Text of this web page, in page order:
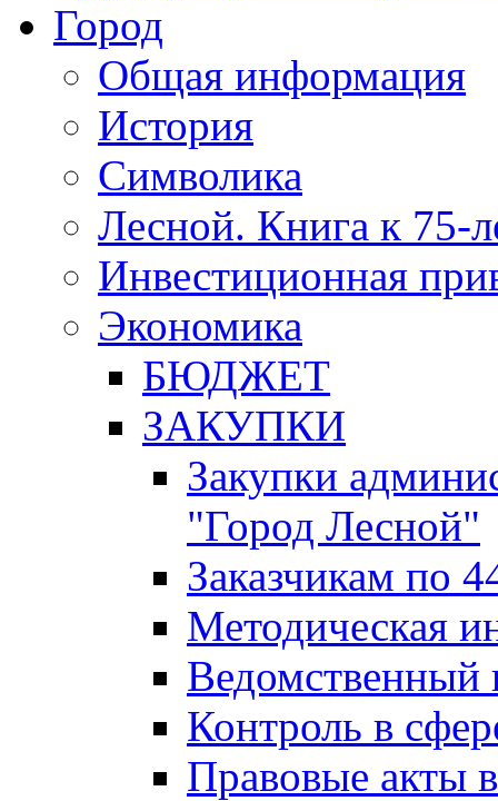
Город
Общая информация
История
Символика
Лесной. Книга к 75-
Инвестиционная
Экономика
БЮДЖЕТ
ЗАКУПКИ
Закупки
"Город Лесной"
Заказчикам по
Методическая
Ведомственный
Контроль в
Правовые акты